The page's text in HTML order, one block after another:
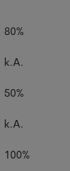
80%
k.A.
50%
k.A.
100%